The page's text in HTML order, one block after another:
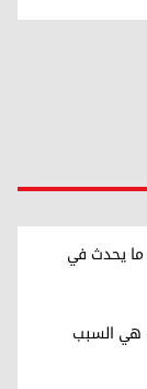
ما يحدث في
هي السبب